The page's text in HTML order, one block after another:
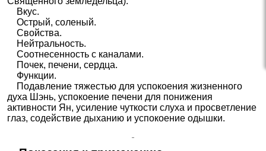
Вкус.
Острый, соленый.
Свойства.
Нейтральность.
Соотнесенность с каналами.
Почек, печени, сердца.
Функции.
Подавление тяжестью для успокоения жизненного
духа Шэнь, успокоение печени для понижения
активности Ян, усиление чуткости слуха и просветление
глаз, содействие дыханию и успокоение одышки.